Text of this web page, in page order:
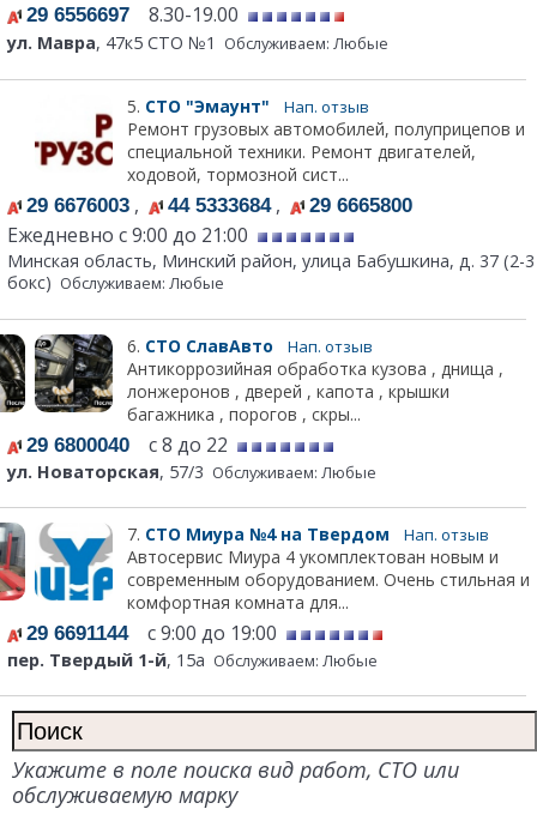
29 6556697 8.30-19.00
ул. Мавра, 47к5 СТО №1 Обслуживаем: Любые
5. СТО "Эмаунт" Нап. отзыв
Ремонт грузовых автомобилей, полуприцепов и
специальной техники. Ремонт двигателей,
ходовой, тормозной сист...
29 6676003 , 44 5333684, 29 6665800
Ежедневно с 9:00 до 21:00
Минская область, Минский район, улица Бабушкина, д. 37 (2-3
бокс) Обслуживаем: Любые
6. СТО СлавАвто Нап. отзыв
Антикоррозийная обработка кузова , днища ,
лонжеронов , дверей , капота , крышки
багажника , порогов , скры...
29 6800040 с 8 до 22
ул. Новаторская, 57/3 Обслуживаем: Любые
7. СТО Миура №4 на Твердом Нап. отзыв
Автосервис Миура 4 укомплектован новым и
современным оборудованием. Очень стильная и
комфортная комната для...
29 6691144с 9:00 до 19:00
пер. Твердый 1-й, 15а Обслуживаем: Любые
Укажите в поле поиска вид работ, СТО или
обслуживаемую марку